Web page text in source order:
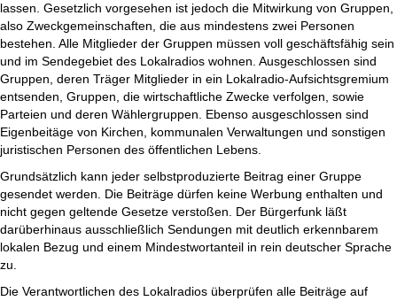
lassen. Gesetzlich vorgesehen ist jedoch die Mitwirkung von Gruppen,
also Zweckgemeinschaften, die aus mindestens zwei Personen
bestehen. Alle Mitglieder der Gruppen müssen voll geschäftsfähig sein
und im Sendegebiet des Lokalradios wohnen. Ausgeschlossen sind
Gruppen, deren Träger Mitglieder in ein Lokalradio-Aufsichtsgremium
entsenden, Gruppen, die wirtschaftliche Zwecke verfolgen, sowie
Parteien und deren Wählergruppen. Ebenso ausgeschlossen sind
Eigenbeitäge von Kirchen, kommunalen Verwaltungen und sonstigen
juristischen Personen des öffentlichen Lebens.
Grundsätzlich kann jeder selbstproduzierte Beitrag einer Gruppe
gesendet werden. Die Beiträge dürfen keine Werbung enthalten und
nicht gegen geltende Gesetze verstoßen. Der Bürgerfunk läßt
darüberhinaus ausschließlich Sendungen mit deutlich erkennbarem
lokalen Bezug und einem Mindestwortanteil in rein deutscher Sprache
zu.
Die Verantwortlichen des Lokalradios überprüfen alle Beiträge auf